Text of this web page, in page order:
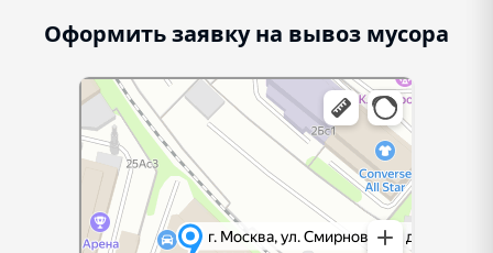
Оформить заявку на вывоз мусора
г. Москва, ул. Смирновская, д.31